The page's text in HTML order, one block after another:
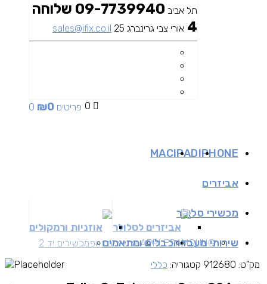
תל אביב
09-7739940 שלוחה
4 אורי צבי גרינברג 25 sales@ifix.co.il
0 0 פריטים ₪0
IPHONE
IPAD
MAC
אביזרים
אביזרים לסלולר אוזניות ורמקולים
מכשירי סלולר
SAMSUNG
APPLEמכשירים זאפמכשירים יד 2 שירותי מעבדהכבלים ומתאמים
מק"ט: 912680 קטגוריה: כללי